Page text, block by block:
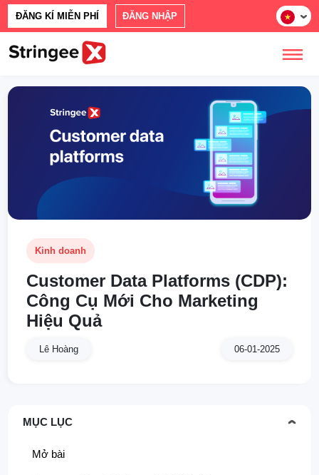
ĐĂNG KÍ MIỄN PHÍ ĐĂNG NHẬP
Kinh doanh
Customer Data Platforms (CDP):
Công Cụ Mới Cho Marketing
Hiệu Quả
Lê Hoàng 06-01-2025
MỤC LỤC
Mở bài